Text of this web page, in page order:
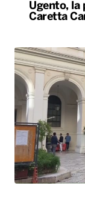
Ugento, la
Caretta